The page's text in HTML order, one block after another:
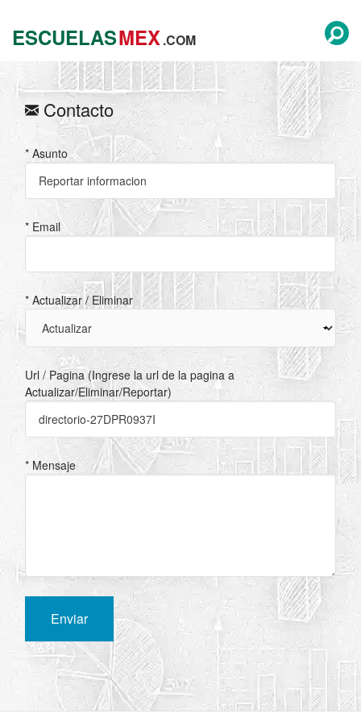
ESCUELASMEX.COM
Contacto
* Asunto
* Email
* Actualizar / Eliminar
Url / Pagina (Ingrese la url de la pagina a
Actualizar/Eliminar/Reportar)
* Mensaje
Enviar